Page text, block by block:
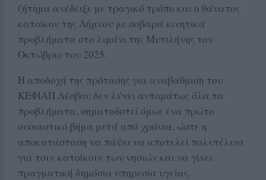
ζήτημα ανέδειξε με τραγικό τρόπο και ο θάνατος
κατοίκου της Λήμνου με σοβαρά κινητικά
προβλήματα στο λιμάνι της Μυτιλήνης τον
Οκτώβριο του 2025.
Η αποδοχή της πρότασης για αναβάθμιση του
ΚΕΦΙΑΠ Λέσβου δεν λύνει αυτομάτως όλα τα
προβλήματα, σηματοδοτεί όμως ένα πρώτο
ουσιαστικό βήμα μετά από χρόνια, ώστε η
αποκατάσταση να πάψει να αποτελεί πολυτέλεια
για τους κατοίκους των νησιών και να γίνει
πραγματική δημόσια υπηρεσία υγείας.